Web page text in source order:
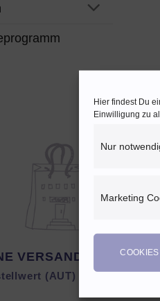
Hier findest Du
Einwilligung zu
Nur
Marketing
VERSANDKOSTEN
(AUT) bzw. 150 €